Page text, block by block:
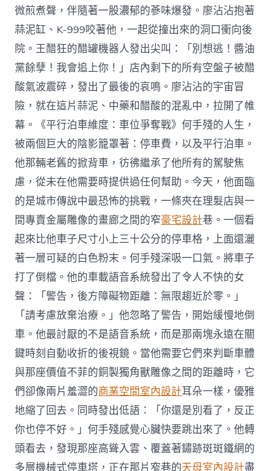
微煎煮聲，伴隨著一股濃郁的蔘味爆發。廖沾沾抱著
蒜泥缸、K-999咬著他，一起從撞出來的洞口衝向後
院。王醋狂的醋罐機器人發出尖叫：「別想逃！醬油
黨餘孽！我會追上你！」店內剩下的所有空盤子被醋
酸氣波震碎，發出了最後的哀鳴。廖沾沾的宇宙冒
險，就在這片蒜泥、中藥和醋酸的混亂中，拉開了帷
幕。《平行泊車維度：車位爭奪戰》何手殘的人生，
被兩個巨大的陰影籠罩著：停車費，以及平行泊車。
他那輛老舊的掀背車，彷彿繼承了他所有的駕駛焦
慮，從未在他需要時提供過任何幫助。今天，他面臨
的是城市傳說中最恐怖的挑戰，一條夾在理髮店與一
間專賣金屬雕像的畫廊之間的窄豪宅設計巷。一個看
起來比他車子尺寸小上三十公分的停車格，上面還灑
著一層可疑的白色粉末。何手殘深吸一口氣。將車子
打了倒檔。他的車載語音系統發出了令人不快的女
聲：「警告，後方障礙物距離：無限趨近於零。」
「請考慮放棄治療。」他忽略了警告，開始緩慢地倒
車。他最討厭的不是語音系統，而是那兩塊永遠在關
鍵時刻自動收折的後視鏡。當他需要它們來判斷車體
與那座價值不菲的銅製獨角獸雕像之間的距離時，它
們卻像兩片羞澀的商業空間室內設計耳朵一樣，優雅
地縮了回去。同時發出低語：「你還是別看了，反正
你也停不好。」何手殘感覺心臟快要跳出來了。他轉
頭看去，發現那座高聳入雲、覆蓋著鏽跡斑斑鐵網的
多層機械式停車塔，正在那片窄巷的天母室內設計盡